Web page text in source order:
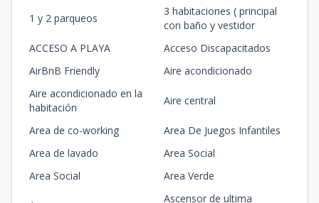
1 y 2 parqueos
3 habitaciones ( principal
con baño y vestidor
ACCESO A PLAYA
Acceso Discapacitados
AirBnB Friendly
Aire acondicionado
Aire acondicionado en la
habitación
Aire central
Area de co-working
Area De Juegos Infantiles
Area de lavado
Area Social
Area Social
Area Verde
Ascensor de ultima